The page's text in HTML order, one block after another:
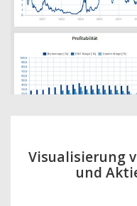
Visualisierung
und